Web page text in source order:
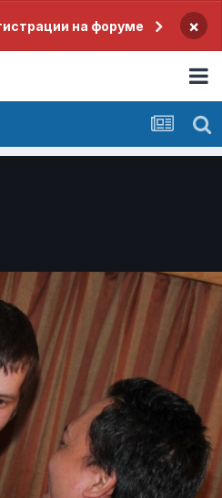
на форуме ×